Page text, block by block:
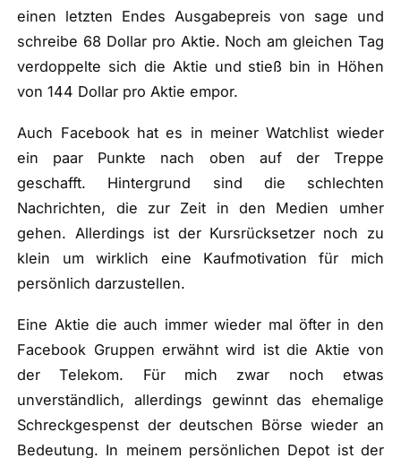
einen letzten Endes Ausgabepreis von sage und
schreibe 68 Dollar pro Aktie. Noch am gleichen Tag
verdoppelte sich die Aktie und stieß bin in Höhen
von 144 Dollar pro Aktie empor.
Auch Facebook hat es in meiner Watchlist wieder
ein paar Punkte nach oben auf der Treppe
geschafft. Hintergrund sind die schlechten
Nachrichten, die zur Zeit in den Medien umher
gehen. Allerdings ist der Kursrücksetzer noch zu
klein um wirklich eine Kaufmotivation für mich
persönlich darzustellen.
Eine Aktie die auch immer wieder mal öfter in den
Facebook Gruppen erwähnt wird ist die Aktie von
der Telekom. Für mich zwar noch etwas
unverständlich, allerdings gewinnt das ehemalige
Schreckgespenst der deutschen Börse wieder an
Bedeutung. In meinem persönlichen Depot ist der